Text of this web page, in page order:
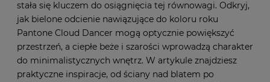
stała się kluczem do osiągnięcia tej równowagi. Odkryj,
jak bielone odcienie nawiązujące do koloru roku
Pantone Cloud Dancer mogą optycznie powiększyć
przestrzeń, a ciepłe beże i szarości wprowadzą charakter
do minimalistycznych wnętrz. W artykule znajdziesz
praktyczne inspiracje, od ściany nad blatem po